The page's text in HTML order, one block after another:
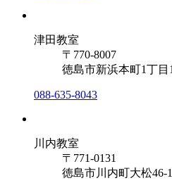
津田教室
〒770-8007
徳島市新浜本町1丁目
088-635-8043
川内教室
〒771-0131
徳島市川内町大松46-